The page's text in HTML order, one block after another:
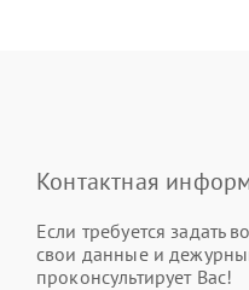
Контактная
Если требуется задать
свои данные и
проконсультирует Вас!